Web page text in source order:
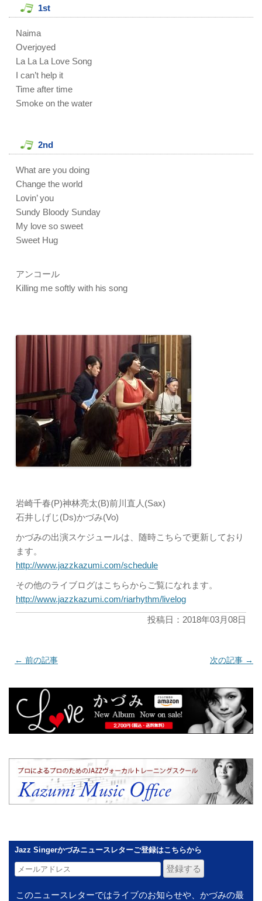
1st
Naima
Overjoyed
La La La Love Song
I can’t help it
Time after time
Smoke on the water
2nd
What are you doing
Change the world
Lovin’ you
Sundy Bloody Sunday
My love so sweet
Sweet Hug
アンコール
Killing me softly with his song
岩崎千春(P)神林亮太(B)前川直人(Sax)
石井しげじ(Ds)かづみ(Vo)
かづみの出演スケジュールは、随時こちらで更新しており
ます。
http://www.jazzkazumi.com/schedule
その他のライブログはこちらからご覧になれます。
http://www.jazzkazumi.com/riarhythm/livelog
投稿日：2018年03月08日
← 前の記事 次の記事 →
Jazz Singerかづみニュースレターご登録はこちらから
このニュースレターではライブのお知らせや、かづみの最